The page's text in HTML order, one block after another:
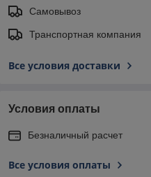
Самовывоз
Транспортная компания
Все условия доставки
Условия оплаты
Безналичный расчет
Все условия оплаты